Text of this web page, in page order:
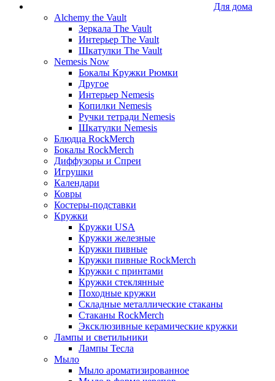
Для дома
Alchemy the Vault
Зеркала The Vault
Интерьер The Vault
Шкатулки The Vault
Nemesis Now
Бокалы Кружки Рюмки
Другое
Интерьер Nemesis
Копилки Nemesis
Ручки тетради Nemesis
Шкатулки Nemesis
Блюдца RockMerch
Бокалы RockMerch
Диффузоры и Спреи
Игрушки
Календари
Ковры
Костеры-подставки
Кружки
Кружки USA
Кружки железные
Кружки пивные
Кружки пивные RockMerch
Кружки с принтами
Кружки стеклянные
Походные кружки
Складные металлические стаканы
Стаканы RockMerch
Эксклюзивные керамические кружки
Лампы и светильники
Лампы Тесла
Мыло
Мыло ароматизированное